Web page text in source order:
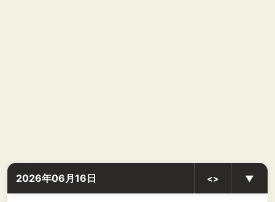
2026年06月16日 <> ▼